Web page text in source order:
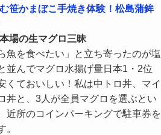
笹かまぼこ手焼き体験！松島蒲鉾
場の生マグロ三昧
魚を食べたい」と立ち寄ったのが塩
並んでマグロ水揚げ量日本1・2位
くておいしい！私は中トロ丼、マイ
丼と、3人が全員マグロを選ぶとい
近所のコインパーキングで駐車券を